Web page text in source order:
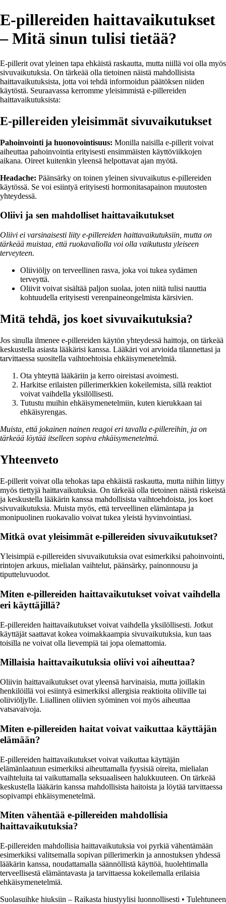
E-pillereiden haittavaikutukset
– Mitä sinun tulisi tietää?
E-pillerit ovat yleinen tapa ehkäistä raskautta, mutta niillä voi olla myös
sivuvaikutuksia. On tärkeää olla tietoinen näistä mahdollisista
haittavaikutuksista, jotta voi tehdä informoidun päätöksen niiden
käytöstä. Seuraavassa kerromme yleisimmistä e-pillereiden
haittavaikutuksista:
E-pillereiden yleisimmät sivuvaikutukset
Pahoinvointi ja huonovointisuus: Monilla naisilla e-pillerit voivat
aiheuttaa pahoinvointia erityisesti ensimmäisten käyttöviikkojen
aikana. Oireet kuitenkin yleensä helpottavat ajan myötä.
Headache: Päänsärky on toinen yleinen sivuvaikutus e-pillereiden
käytössä. Se voi esiintyä erityisesti hormonitasapainon muutosten
yhteydessä.
Oliivi ja sen mahdolliset haittavaikutukset
Oliivi ei varsinaisesti liity e-pillereiden haittavaikutuksiin, mutta on
tärkeää muistaa, että ruokavaliolla voi olla vaikutusta yleiseen
terveyteen.
Oliiviöljy on terveellinen rasva, joka voi tukea sydämen
terveyttä.
Oliivit voivat sisältää paljon suolaa, joten niitä tulisi nauttia
kohtuudella erityisesti verenpaineongelmista kärsivien.
Mitä tehdä, jos koet sivuvaikutuksia?
Jos sinulla ilmenee e-pillereiden käytön yhteydessä haittoja, on tärkeää
keskustella asiasta lääkärisi kanssa. Lääkäri voi arvioida tilannettasi ja
tarvittaessa suositella vaihtoehtoisia ehkäisymenetelmiä.
Ota yhteyttä lääkäriin ja kerro oireistasi avoimesti.
Harkitse erilaisten pillerimerkkien kokeilemista, sillä reaktiot
voivat vaihdella yksilöllisesti.
Tutustu muihin ehkäisymenetelmiin, kuten kierukkaan tai
ehkäisyrengas.
Muista, että jokainen nainen reagoi eri tavalla e-pillereihin, ja on
tärkeää löytää itselleen sopiva ehkäisymenetelmä.
Yhteenveto
E-pillerit voivat olla tehokas tapa ehkäistä raskautta, mutta niihin liittyy
myös tiettyjä haittavaikutuksia. On tärkeää olla tietoinen näistä riskeistä
ja keskustella lääkärin kanssa mahdollisista vaihtoehdoista, jos koet
sivuvaikutuksia. Muista myös, että terveellinen elämäntapa ja
monipuolinen ruokavalio voivat tukea yleistä hyvinvointiasi.
Mitkä ovat yleisimmät e-pillereiden sivuvaikutukset?
Yleisimpiä e-pillereiden sivuvaikutuksia ovat esimerkiksi pahoinvointi,
rintojen arkuus, mielialan vaihtelut, päänsärky, painonnousu ja
tiputteluvuodot.
Miten e-pillereiden haittavaikutukset voivat vaihdella
eri käyttäjillä?
E-pillereiden haittavaikutukset voivat vaihdella yksilöllisesti. Jotkut
käyttäjät saattavat kokea voimakkaampia sivuvaikutuksia, kun taas
toisilla ne voivat olla lievempiä tai jopa olemattomia.
Millaisia haittavaikutuksia oliivi voi aiheuttaa?
Oliivin haittavaikutukset ovat yleensä harvinaisia, mutta joillakin
henkilöillä voi esiintyä esimerkiksi allergisia reaktioita oliiville tai
oliiviöljylle. Liiallinen oliivien syöminen voi myös aiheuttaa
vatsavaivoja.
Miten e-pillereiden haitat voivat vaikuttaa käyttäjän
elämään?
E-pillereiden haittavaikutukset voivat vaikuttaa käyttäjän
elämänlaatuun esimerkiksi aiheuttamalla fyysisiä oireita, mielialan
vaihteluita tai vaikuttamalla seksuaaliseen halukkuuteen. On tärkeää
keskustella lääkärin kanssa mahdollisista haitoista ja löytää tarvittaessa
sopivampi ehkäisymenetelmä.
Miten vähentää e-pillereiden mahdollisia
haittavaikutuksia?
E-pillereiden mahdollisia haittavaikutuksia voi pyrkiä vähentämään
esimerkiksi valitsemalla sopivan pillerimerkin ja annostuksen yhdessä
lääkärin kanssa, noudattamalla säännöllistä käyttöä, huolehtimalla
terveellisestä elämäntavasta ja tarvittaessa kokeilemalla erilaisia
ehkäisymenetelmiä.
Suolasuihke hiuksiin – Raikasta hiustyylisi luonnollisesti • Tulehtuneen